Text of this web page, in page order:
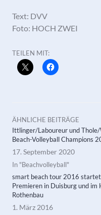
Text: DVV
Foto: HOCH ZWEI
TEILEN MIT:
ÄHNLICHE BEITRÄGE
Ittlinger/Laboureur und
Beach-Volleyball Champions
17. September 2020
In "Beachvolleyball"
smart beach tour 2016
Premieren in Duisburg und im
Rothenbau
1. März 2016